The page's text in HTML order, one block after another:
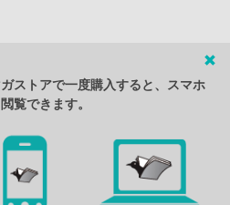
ストアで一度購入すると、スマホ
覧できます。